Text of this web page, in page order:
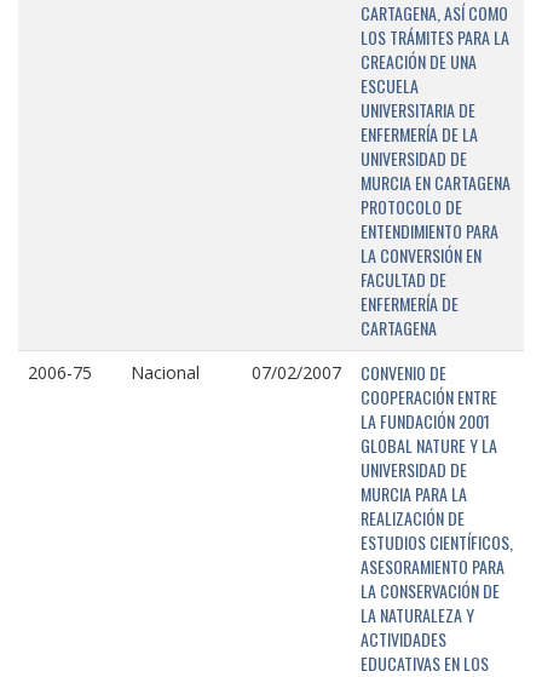
CARTAGENA, ASÍ COMO
LOS TRÁMITES PARA LA
CREACIÓN DE UNA
ESCUELA
UNIVERSITARIA DE
ENFERMERÍA DE LA
UNIVERSIDAD DE
MURCIA EN CARTAGENA
PROTOCOLO DE
ENTENDIMIENTO PARA
LA CONVERSIÓN EN
FACULTAD DE
ENFERMERÍA DE
CARTAGENA
2006-75 Nacional 07/02/2007
CONVENIO DE
COOPERACIÓN ENTRE
LA FUNDACIÓN 2001
GLOBAL NATURE Y LA
UNIVERSIDAD DE
MURCIA PARA LA
REALIZACIÓN DE
ESTUDIOS CIENTÍFICOS,
ASESORAMIENTO PARA
LA CONSERVACIÓN DE
LA NATURALEZA Y
ACTIVIDADES
EDUCATIVAS EN LOS